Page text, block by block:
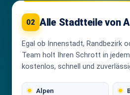
02 Alle Stadtteile von
Egal ob Innenstadt, Randbezirk
Team holt Ihren Schrott in
kostenlos, schnell und
Alpen